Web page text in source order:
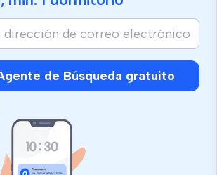
de Búsqueda gratuito